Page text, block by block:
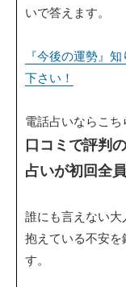
いで答えます。
『今後の運勢』
下さい！
電話占いならこち
口コミで評判
占いが初回全
誰にも言えない
抱えている不安を
す。